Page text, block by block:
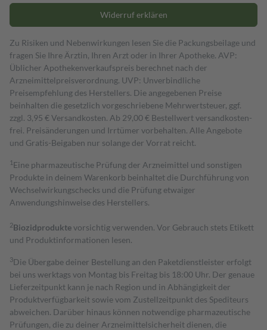
Widerruf erklären
Zu Risiken und Nebenwirkungen lesen Sie die Packungsbeilage und
fragen Sie Ihre Ärztin, Ihren Arzt oder in Ihrer Apotheke. AVP:
Üblicher Apothekenverkaufspreis berechnet nach der
Arzneimittelpreisverordnung. UVP: Unverbindliche
Preisempfehlung des Herstellers. Die angegebenen Preise
beinhalten die gesetzlich vorgeschriebene Mehrwertsteuer, ggf.
zzgl. 3,95 € Versandkosten. Ab 29,00 € Bestell­wert versand­kosten­
frei. Preisänderungen und Irrtümer vorbehalten. Alle Angebote
und Gratis-Beigaben nur solange der Vorrat reicht.
1 Eine pharmazeutische Prüfung der Arzneimittel und sonstigen
Produkte in deinem Warenkorb beinhaltet die Durchführung von
Wechselwirkungschecks und die Prüfung etwaiger
Anwendungshinweise des Herstellers.
2Biozidproduktevorsichtig verwenden. Vor Gebrauch stets Etikett
und Produktinformationen lesen.
3Die Übergabe deiner Bestellung an den Paketdienstleister erfolgt
bei uns werktags von Montag bis Freitag bis 18:00 Uhr. Der genaue
Lieferzeitpunkt kann je nach Region und in Abhängigkeit der
Produktverfügbarkeit sowie vom Zustellzeitpunkt des Spediteurs
abweichen. Darüber hinaus können notwendige pharmazeutische
Prüfungen, die zu deiner Arzneimittelsicherheit dienen, die